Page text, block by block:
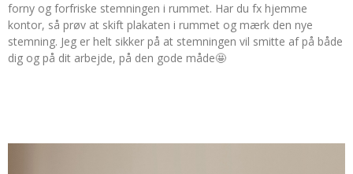
forny og forfriske stemningen i rummet. Har du fx hjemme
kontor, så prøv at skift plakaten i rummet og mærk den nye
stemning. Jeg er helt sikker på at stemningen vil smitte af på både
dig og på dit arbejde, på den gode måde🤩